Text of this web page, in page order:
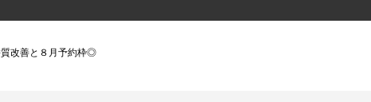
改善と８月予約枠◎